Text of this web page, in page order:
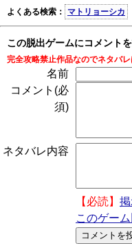
よくある検索： マトリョーシカ
この脱出ゲームにコメント
完全攻略禁止作品なのでネタバ
名前
コメント(必
須)
ネタバレ内容
【必読】
このゲー